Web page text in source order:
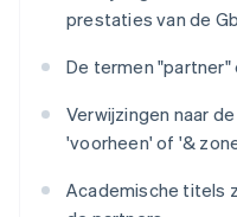
prestaties van de
De termen "partner"
Verwijzingen naar
'voorheen' of '&
Academische titels